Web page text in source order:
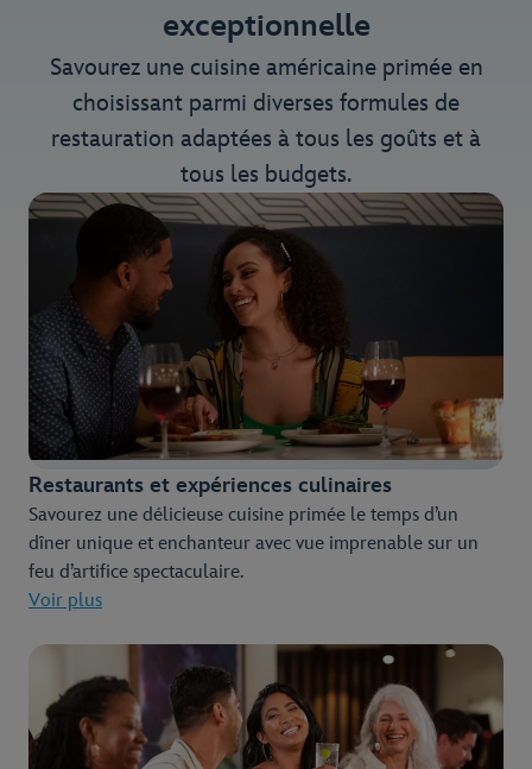
exceptionnelle
Savourez une cuisine américaine primée en
choisissant parmi diverses formules de
restauration adaptées à tous les goûts et à
tous les budgets.
Restaurants et expériences culinaires
Savourez une délicieuse cuisine primée le temps d’un
dîner unique et enchanteur avec vue imprenable sur un
feu d’artifice spectaculaire.
Voir plus